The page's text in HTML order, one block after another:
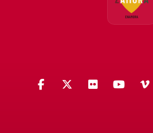
Facebook
X (Twitter)
Flickr